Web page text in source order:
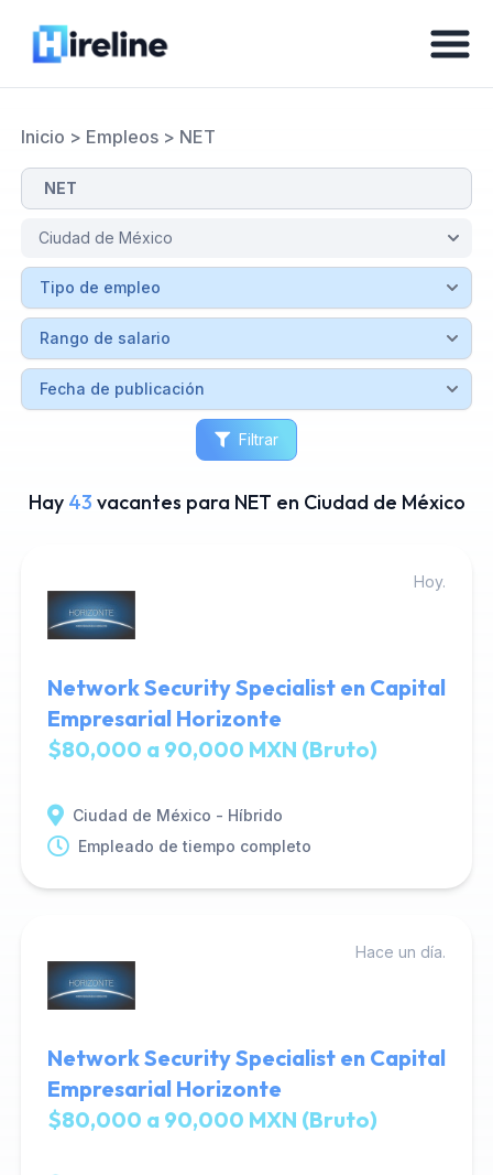
Inicio > Empleos> NET
Filtrar
Hay 43 vacantes para NET en Ciudad de México
Hoy.
Network Security Specialist en Capital
Empresarial Horizonte
$80,000 a 90,000 MXN (Bruto)
Ciudad de México - Híbrido
Empleado de tiempo completo
Hace un día.
Network Security Specialist en Capital
Empresarial Horizonte
$80,000 a 90,000 MXN (Bruto)